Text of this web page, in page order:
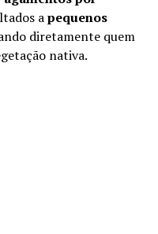
apequenos
diretamente quem
nativa.